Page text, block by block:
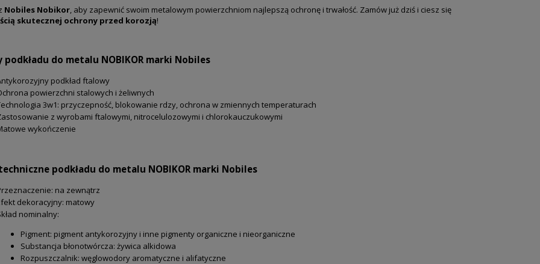
Nobiles Nobikor, aby zapewnić swoim metalowym powierzchniom najlepszą ochronę i trwałość. Zamów już dziś i ciesz się
skutecznej ochrony przed korozją!
podkładu do metalu NOBIKOR marki Nobiles
podkład ftalowy
powierzchni stalowych i żeliwnych
3w1: przyczepność, blokowanie rdzy, ochrona w zmiennych temperaturach
z wyrobami ftalowymi, nitrocelulozowymi i chlorokauczukowymi
wykończenie
podkładu do metalu NOBIKOR marki Nobiles
na zewnątrz
dekoracyjny: matowy
nominalny:
Pigment: pigment antykorozyjny i inne pigmenty organiczne i nieorganiczne
Substancja błonotwórcza: żywica alkidowa
Rozpuszczalnik: węglowodory aromatyczne i alifatyczne